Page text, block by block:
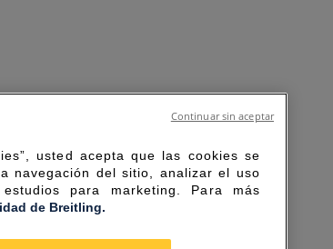
usted acepta que las cookies se
navegación del sitio, analizar el uso
para marketing. Para más
de Breitling.
Continuar sin aceptar